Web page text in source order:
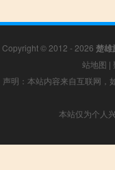
Copyright © 2012 - 2026 楚雄
站地图 |
声明：本站内容来自互联网，
本站仅为个人